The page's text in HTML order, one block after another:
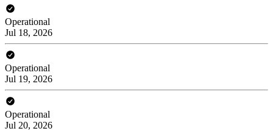
Operational
Jul 18, 2026
Operational
Jul 19, 2026
Operational
Jul 20, 2026